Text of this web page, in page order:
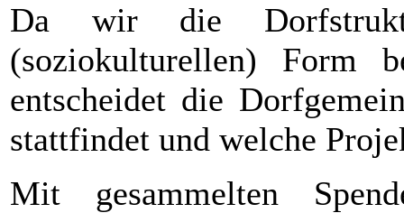
Da wir die
(soziokulturellen) Form
entscheidet die
stattfindet und welche
Mit gesammelten